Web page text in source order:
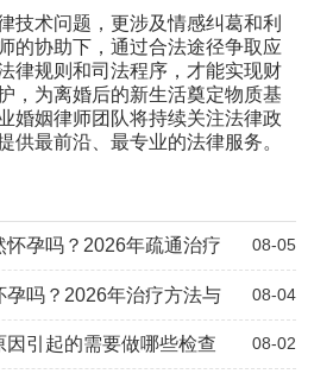
技术问题，更涉及情感纠葛和利
的协助下，通过合法途径争取应
律规则和司法程序，才能实现财
，为离婚后的新生活奠定物质基
婚姻律师团队将持续关注法律政
供最前沿、最专业的法律服务。
孕吗？2026年疏通治疗 08-05
孕吗？2026年治疗方法与 08-04
引起的需要做哪些检查 08-02